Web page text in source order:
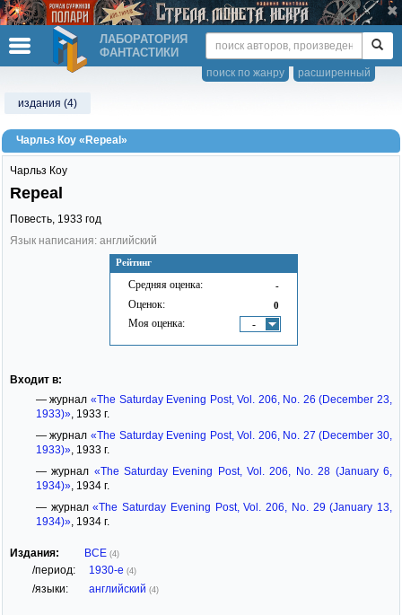
ЛАБОРАТОРИЯ
ФАНТАСТИКИ
расширенный
поиск по жанру
издания (4)
Чарльз Коу «Repeal»
Рейтинг
Средняя оценка: -
Оценок: 0
Моя оценка: -
Чарльз Коу
Repeal
Повесть, 1933 год
Язык написания: английский
Входит в:
— журнал «The Saturday Evening Post, Vol. 206, No. 26 (December 23,
1933)», 1933 г.
— журнал «The Saturday Evening Post, Vol. 206, No. 27 (December 30,
1933)», 1933 г.
— журнал «The Saturday Evening Post, Vol. 206, No. 28 (January 6,
1934)», 1934 г.
— журнал«The Saturday Evening Post, Vol. 206, No. 29 (January 13,
1934)», 1934 г.
Издания: ВСЕ (4)
/период: 1930-е (4)
/языки: английский (4)